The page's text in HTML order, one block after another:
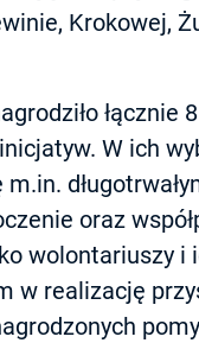
Krokowej,
łącznie 8
W ich
oraz
wolontariuszy i
w realizację